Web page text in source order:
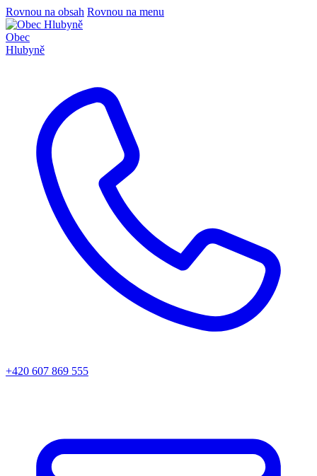
Rovnou na obsah Rovnou na menu
Obec
Hlubyně
+420 607 869 555